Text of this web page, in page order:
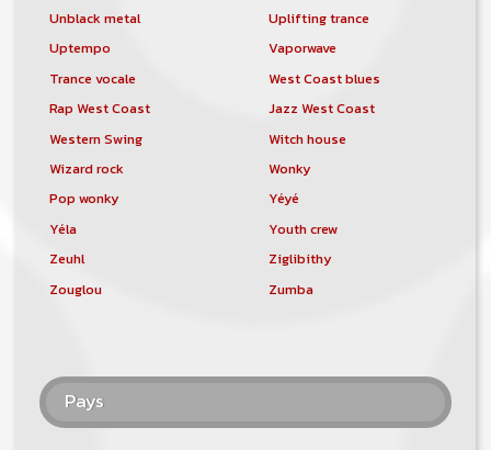
Unblack metal
Uplifting trance
Uptempo
Vaporwave
Trance vocale
West Coast blues
Rap West Coast
Jazz West Coast
Western Swing
Witch house
Wizard rock
Wonky
Pop wonky
Yéyé
Yéla
Youth crew
Zeuhl
Ziglibithy
Zouglou
Zumba
Pays